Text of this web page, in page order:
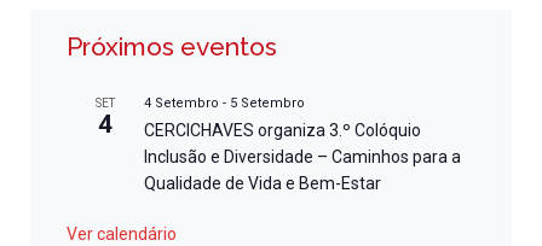
Próximos eventos
SET
4
4 Setembro - 5 Setembro
CERCICHAVES organiza 3.º Colóquio
Inclusão e Diversidade – Caminhos para a
Qualidade de Vida e Bem-Estar
Ver calendário